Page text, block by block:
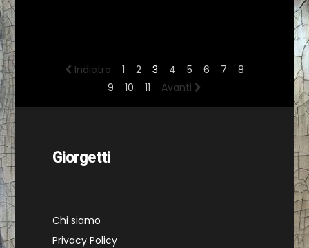
Indietro 1 2 3 4 5 6 7
8
9
10 11 Avanti
Giorgetti
Chi siamo
Privacy Policy